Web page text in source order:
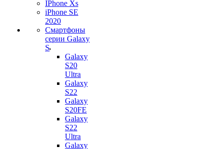
IPhone Xs
iPhone SE
2020
Смартфоны
серии Galaxy
S
Galaxy
S20
Ultra
Galaxy
S22
Galaxy
S20FE
Galaxy
S22
Ultra
Galaxy